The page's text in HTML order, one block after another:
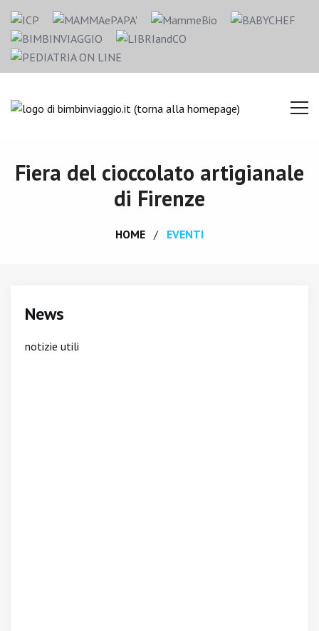
Fiera del cioccolato artigianale
di Firenze
HOME EVENTI
News
notizie utili